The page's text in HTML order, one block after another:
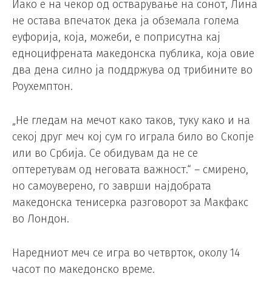
Иако е на чекор од остварување на сонот, Лина
не остава впечаток дека ја обземала голема
еуфорија, која, можеби, е поприсутна кај
едноцифрената македонска публика, која овие
два дена силно ја поддржува од трибините во
Роухемптон.
„Не гледам на мечот како таков, туку како и на
секој друг меч кој сум го играла било во Скопје
или во Србија. Се обидувам да не се
оптеретувам од неговата важност.“ – смирено,
но самоуверено, го заврши најдобрата
македонска тенисерка разговорот за Макфакс
во Лондон.
Наредниот меч се игра во четврток, околу 14
часот по македонско време.